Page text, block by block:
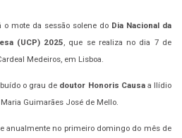
o mote da sessão solene do Dia Nacional da
(UCP) 2025, que se realiza no dia 7 de
Medeiros, em Lisboa.
o grau de doutor Honoris Causaa Ilídio
Guimarães José de Mello.
anualmente no primeiro domingo do mês de